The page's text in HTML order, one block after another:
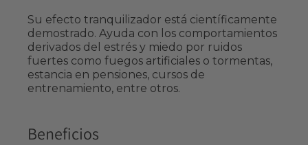
Su efecto tranquilizador está científicamente
demostrado. Ayuda con los comportamientos
derivados del estrés y miedo por ruidos
fuertes como fuegos artificiales o tormentas,
estancia en pensiones, cursos de
entrenamiento, entre otros.
Beneficios